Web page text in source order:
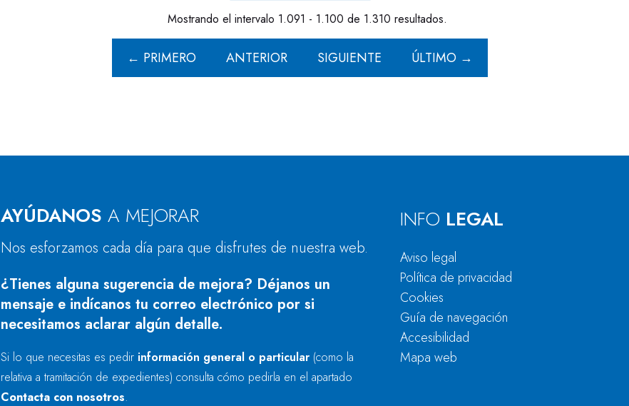
Mostrando el intervalo 1.091 - 1.100 de 1.310 resultados.
← PRIMERO ANTERIOR SIGUIENTE ÚLTIMO →
AYÚDANOS A MEJORAR
Nos esforzamos cada día para que disfrutes de nuestra web.
¿Tienes alguna sugerencia de mejora? Déjanos un
mensaje e indícanos tu correo electrónico por si
necesitamos aclarar algún detalle.
Si lo que necesitas es pedir información general o particular (como la
relativa a tramitación de expedientes) consulta cómo pedirla en el apartado
Contacta con nosotros.
INFO LEGAL
Aviso legal
Política de privacidad
Cookies
Guía de navegación
Accesibilidad
Mapa web